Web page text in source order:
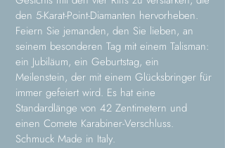
den 5-Karat-Point-Diamanten hervorheben.
Feiern Sie jemanden, den Sie lieben, an
seinem besonderen Tag mit einem Talisman:
ein Jubiläum, ein Geburtstag, ein
Meilenstein, der mit einem Glücksbringer für
immer gefeiert wird. Es hat eine
Standardlänge von 42 Zentimetern und
einen Comete Karabiner-Verschluss.
Schmuck Made in Italy.